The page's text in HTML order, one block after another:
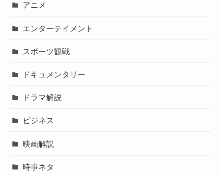
アニメ
エンターテイメント
スポーツ観戦
ドキュメンタリー
ドラマ解説
ビジネス
映画解説
時事ネタ